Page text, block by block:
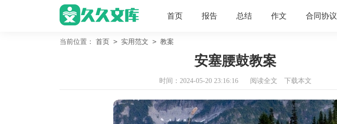
首页 报告 总结 作文 合同协议
当前位置： 首页 > 实用范文 > 教案
安塞腰鼓教案
时间：2024-05-20 23:16:16 阅读全文 下载本文